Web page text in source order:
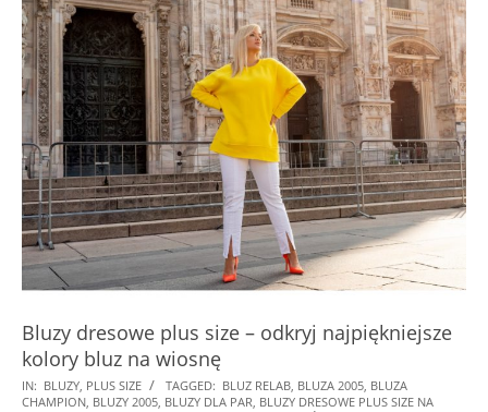
Bluzy dresowe plus size – odkryj najpiękniejsze
kolory bluz na wiosnę
2022-
IN: BLUZY PLUS SIZE TAGGED: BLUZ RELAB BLUZA 2005 BLUZA
CHAMPION BLUZY 2005 BLUZY DLA PAR BLUZY DRESOWE PLUS SIZE NA